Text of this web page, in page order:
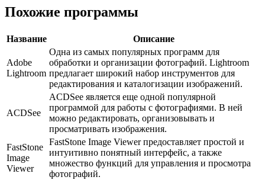
Похожие программы
Название Описание
Adobe
Lightroom
Одна из самых популярных программ для
обработки и организации фотографий. Lightroom
предлагает широкий набор инструментов для
редактирования и каталогизации изображений.
ACDSee
ACDSee является еще одной популярной
программой для работы с фотографиями. В ней
можно редактировать, организовывать и
просматривать изображения.
FastStone
Image
Viewer
FastStone Image Viewer предоставляет простой и
интуитивно понятный интерфейс, а также
множество функций для управления и просмотра
фотографий.